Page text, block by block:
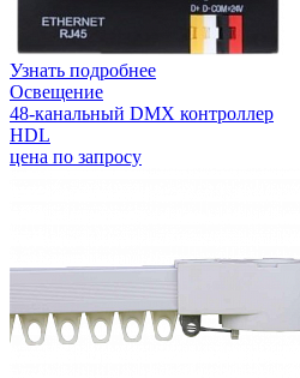
Узнать подробнее
Освещение
48-канальный DMX контроллер
HDL
цена по запросу